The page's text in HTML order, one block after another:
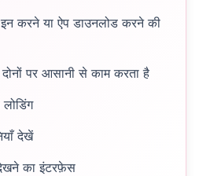
करने या ऐप डाउनलोड करने की
पर आसानी से काम करता है
देखें
का इंटरफ़ेस